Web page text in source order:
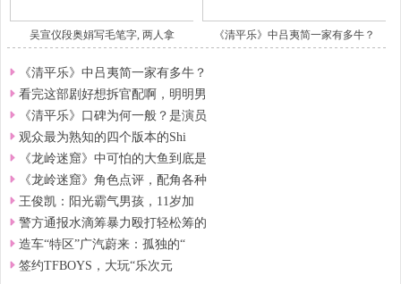
吴宣仪段奥娟写毛笔字, 两人拿 《清平乐》中吕夷简一家有多牛？
《清平乐》中吕夷简一家有多牛？
看完这部剧好想拆官配啊，明明男
《清平乐》口碑为何一般？是演员
观众最为熟知的四个版本的Shi
《龙岭迷窟》中可怕的大鱼到底是
《龙岭迷窟》角色点评，配角各种
王俊凯：阳光霸气男孩，11岁加
警方通报水滴筹暴力殴打轻松筹的
造车“特区”广汽蔚来：孤独的“
签约TFBOYS，大玩“乐次元